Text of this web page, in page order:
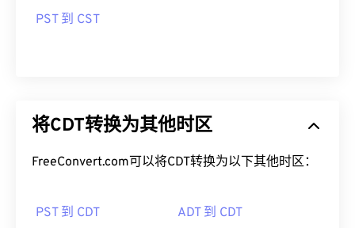
PST 到 CST
将CDT转换为其他时区
FreeConvert.com可以将CDT转换为以下其他时区：
PST 到 CDT ADT 到 CDT